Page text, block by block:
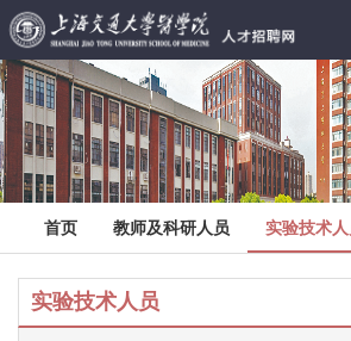
首页 教师及科研人员 实验技术
实验技术人员